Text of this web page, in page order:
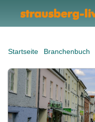
Startseite Branchenbuch